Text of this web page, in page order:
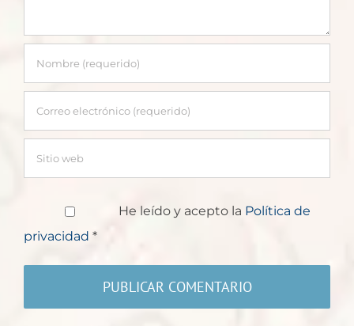
He leído y acepto la Política de
privacidad *